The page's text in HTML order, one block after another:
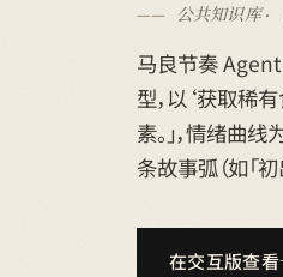
公共知识库 ·
马良节奏 Agent
型，以‘获取稀
素。」，情绪曲
条故事弧（如「
在交互版查看